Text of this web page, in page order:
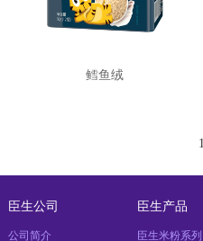
鳕鱼绒
1
臣生公司
公司简介
臣生产品
臣生米粉系列